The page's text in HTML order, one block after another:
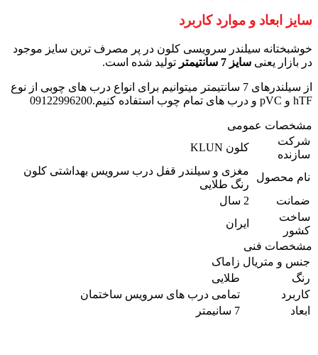
سایز ابعاد و موارد کاربرد
خوشبختانه سیلندر سرویسی کلون در پر مصرف ترین سایز موجود
در بازار یعنی سایز 7 سانتیمتر تولید شده است.
از سیلندرهای 7 سانتیمتر میتوانیم برای انواع درب های چوبی از نوع
hTF و pVC و درب های تمام چوب استفاده کنیم.09122996200
مشخصات عمومی
شرکت
سازنده
کلون KLUN
نام محصول
مغزی و سیلندر قفل درب سرویس بهداشتی کلون
رنگ طلایی
ضمانت
2 سال
ساخت
کشور
ایران
مشخصات فنی
جنس و متریال زاماک
رنگ
طلایی
کاربرد
تمامی درب های سرویس ساختمان
ابعاد
7 سانیمتر